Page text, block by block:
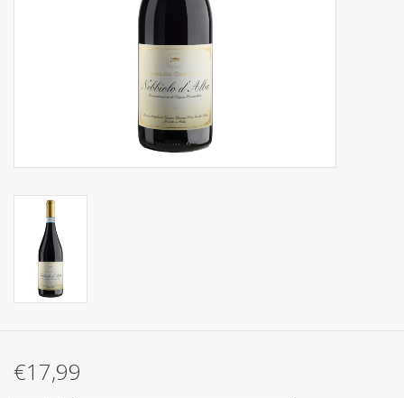
€17,99